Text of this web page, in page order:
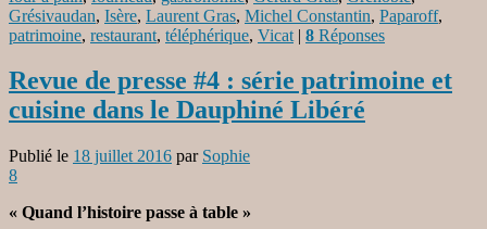
Grésivaudan, Isère, Laurent Gras, Michel Constantin, Paparoff,
patrimoine, restaurant, téléphérique, Vicat | 8 Réponses
Revue de presse #4 : série patrimoine et
cuisine dans le Dauphiné Libéré
Publié le 18 juillet 2016 par Sophie
8
« Quand l’histoire passe à table »